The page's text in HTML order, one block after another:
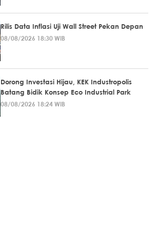
Rilis Data Inflasi Uji Wall Street Pekan Depan
08/08/2026 18:30 WIB
Dorong Investasi Hijau, KEK Industropolis
Batang Bidik Konsep Eco Industrial Park
08/08/2026 18:24 WIB